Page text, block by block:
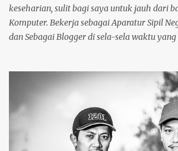
keseharian, sulit bagi saya untuk jauh dari
Komputer. Bekerja sebagai Aparatur Sipil
dan Sebagai Blogger di sela-sela waktu
komputer juga saya gunakan untuk
mempublishnya ke social media yang saya
foto dari kamera DSLR maupun foto dari
External, Cloud Storage maupun backup ke
benar-benar sudah menjadi bagian hidup